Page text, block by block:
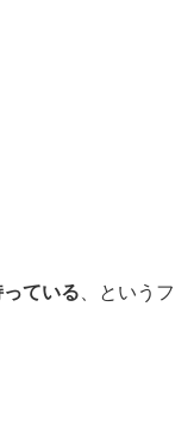
ている 、というフ